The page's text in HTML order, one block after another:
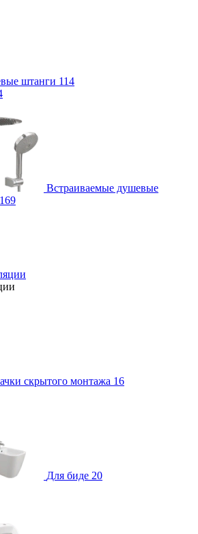
штанги 114
Встраиваемые душевые
скрытого монтажа 16
Для биде 20